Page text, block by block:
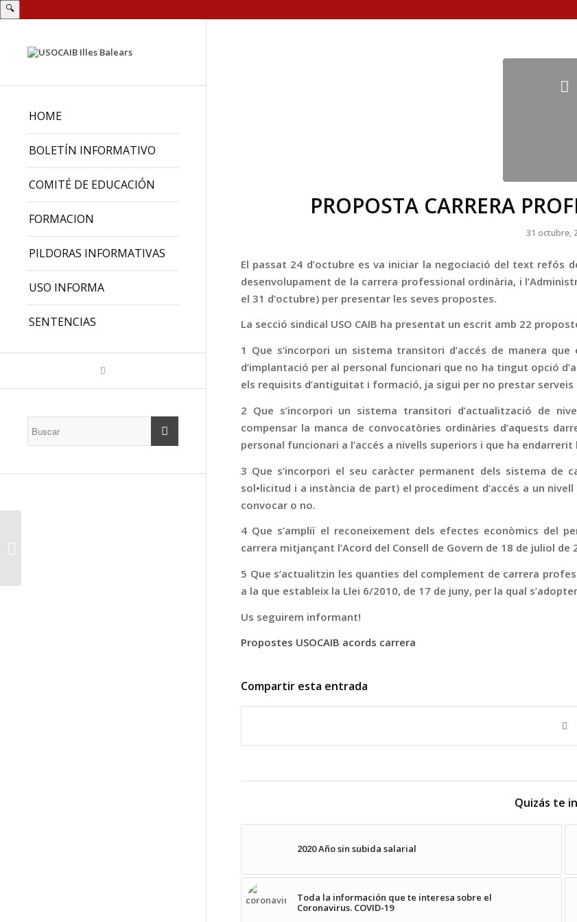
🔍
HOME
BOLETÍN INFORMATIVO
COMITÉ DE EDUCACIÓN
FORMACION
PILDORAS INFORMATIVAS
USO INFORMA
SENTENCIAS
PROPOSTA CARRERA
31 octubre,
El passat 24 d’octubre es va iniciar la negociació del text refós
desenvolupament de la carrera professional ordinària, i
el 31 d’octubre) per presentar les seves propostes.
La secció sindical USO CAIB ha presentat un escrit amb 22
1 Que s’incorpori un sistema transitori d’accés de manera
d’implantació per al personal funcionari que no ha tingut opció
els requisits d’antiguitat i formació, ja sigui per no prestar
2 Que s’incorpori un sistema transitori d’actualització de
compensar la manca de convocatòries ordinàries d’aquests
personal funcionari a l’accés a nivells superiors i que ha
3 Que s’incorpori el seu caràcter permanent dels sistema de
sol•licitud i a instància de part) el procediment d’accés a un
convocar o no.
4 Que s’ampliï el reconeixement dels efectes econòmics del
carrera mitjançant l’Acord del Consell de Govern de 18 de juliol
5 Que s’actualitzin les quanties del complement de carrera
a la que estableix la Llei 6/2010, de 17 de juny, per la qual
Us seguirem informant!
Propostes USOCAIB acords carrera
Compartir esta entrada
Quizás te
2020 Año sin subida salarial
Toda la información que te interesa sobre el
Coronavirus. COVID-19